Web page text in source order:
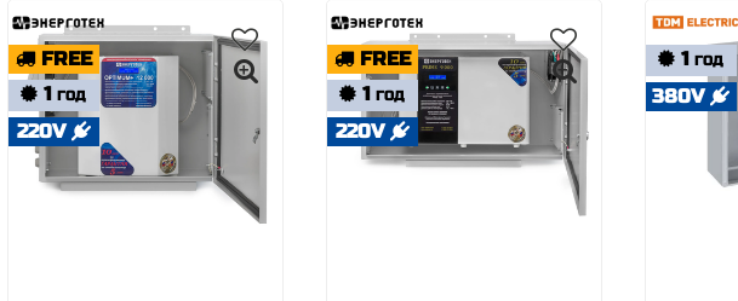
FREE
1 ГОД
220V
FREE
1 ГОД
220V
1 ГОД
380V